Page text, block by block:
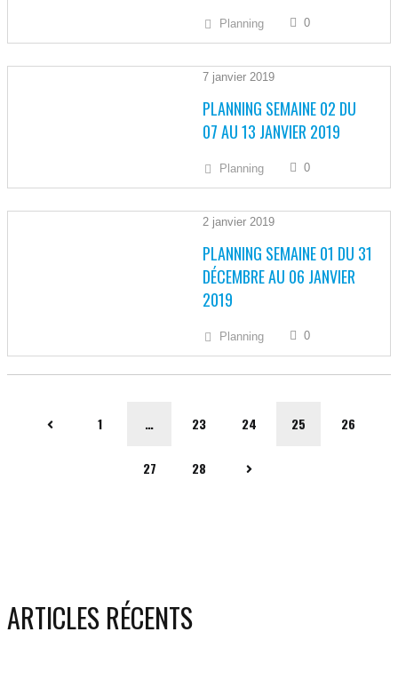
Planning 0
7 janvier 2019
PLANNING SEMAINE 02 DU
07 AU 13 JANVIER 2019
Planning 0
2 janvier 2019
PLANNING SEMAINE 01 DU 31
DÉCEMBRE AU 06 JANVIER
2019
Planning 0
1 … 23 24 25 26
27 28
ARTICLES RÉCENTS